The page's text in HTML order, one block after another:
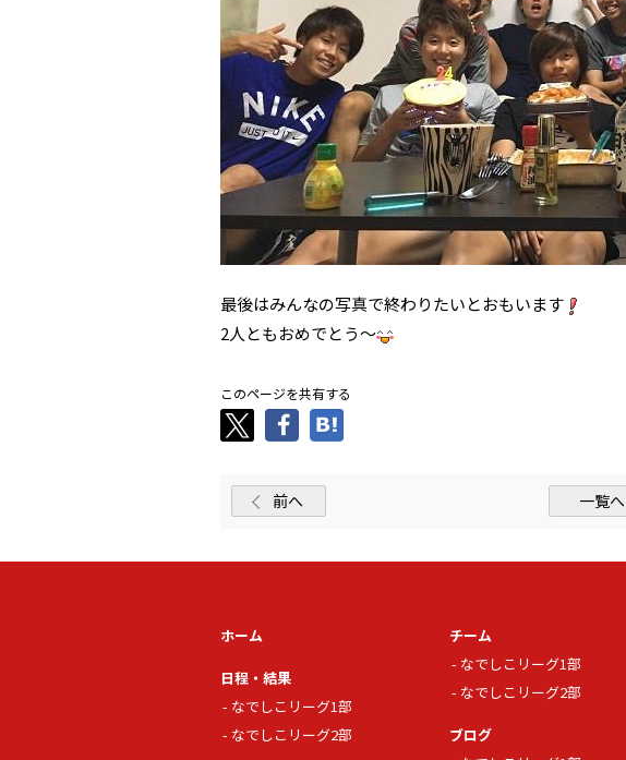
最後はみんなの写真で終わりたいとおもいます
2人ともおめでとう～
このページを共有する
前へ 一覧へ
ホーム
日程・結果
なでしこリーグ1部
なでしこリーグ2部
チーム
なでしこリーグ1部
なでしこリーグ2部
ブログ